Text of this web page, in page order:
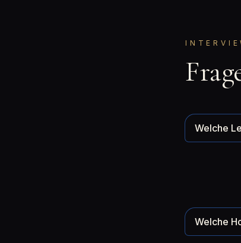
Welche
Welche